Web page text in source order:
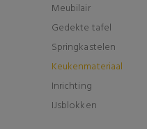
Meubilair
Gedekte tafel
Springkastelen
Keukenmateriaal
Inrichting
IJsblokken